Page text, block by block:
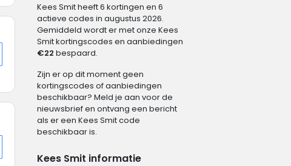
Kees Smit heeft 6 kortingen en 6
actieve codes in augustus 2026.
Gemiddeld wordt er met onze Kees
Smit kortingscodes en aanbiedingen
€22 bespaard.
Zijn er op dit moment geen
kortingscodes of aanbiedingen
beschikbaar? Meld je aan voor de
nieuwsbrief en ontvang een bericht
als er een Kees Smit code
beschikbaar is.
Kees Smit informatie